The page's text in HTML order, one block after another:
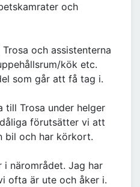
och
och assistenterna
kök etc.
som går att få tag i.
till Trosa under helger
förutsätter vi att
bil och har körkort.
i närområdet. Jag har
ofta är ute och åker i.